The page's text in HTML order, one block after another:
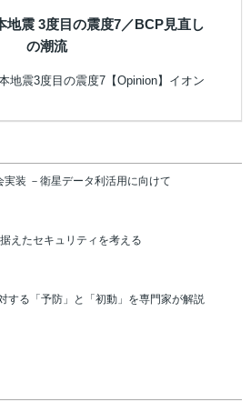
震 3度目の震度7／BCP見直し
の潮流
地震3度目の震度7【Opinion】イオン
実装 －衛星データ利活用に向けて
えたセキュリティを考える
する「予防」と「初動」を専門家が解説